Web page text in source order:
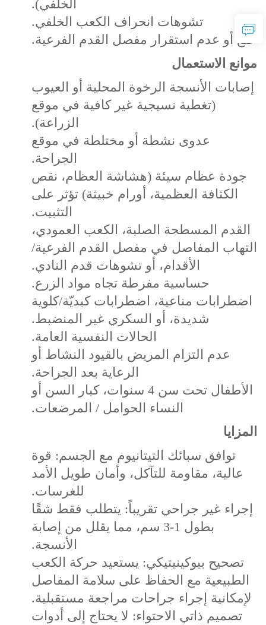
الخلفي).
تشوهات انحراف الكعب الخلفي.
خلع أو عدم استقرار مفصل القدم الفرعية.
موانع الاستعمال
إصابات الأنسجة الرخوة المحلية أو العيوب
(تغطية نسيجية غير كافية في موقع
الزراعة).
عدوى نشطة أو مختلطة في موقع
الجراحة.
جودة عظام سيئة (هشاشة العظام، نقص
الكثافة العظمية، أورام خبيثة) تؤثر على
التثبيت.
القدم المسطحة الصلبة، الكعب العمودي،
التهاب المفاصل في مفصل القدم الفرعية/
الأقدام، أو تشوهات قدم النادي.
حساسية مفرطة تجاه مواد الزرع.
اضطرابات مناعية، اضطرابات كبديّة/كلوية
شديدة، أو السكري غير المنضبط.
الحالات النفسية العامة.
عدم التزام المريض بالقيود النشاط أو
الرعاية بعد الجراحة.
الأطفال تحت سن 4 سنوات، كبار السن أو
النساء الحوامل / المرضعات.
المزايا
توافق سبائك التيتانيوم مع الجسم: قوة
عالية، مقاومة للتآكل، وأمان طويل الأمد
للغرسات.
إجراء غير جراحي تقريباً: يتطلب فقط شقًا
بطول 1-3 سم، مما يقلل من إصابة
الأنسجة.
تصحيح بيوكينيتيكي: يستعيد حركة الكعب
الطبيعية مع الحفاظ على سلامة المفاصل
لإمكانية إجراء جراحات مراجعة مستقبلية.
تصميم ذاتي الاحتواء: لا يحتاج إلى أدوات